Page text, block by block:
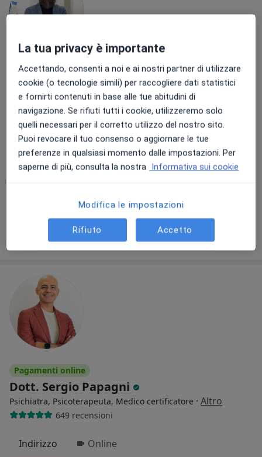
Dott. Michele Cucchi
Psichiatra, Psicoterapeuta·Altro
15 recensioni
Indirizzo Online
Via Alessandro Volta 13, Milano Mappa
Studio privato associato Dott. Cucchi
Chiedi di attivare le prenotazioni online
Pagamenti online
Dott. Sergio Papagni
Psichiatra, Psicoterapeuta, Medico certificatore · Altro
649 recensioni
Indirizzo Online
La tua privacy è importante
Accettando, consenti a noi e ai nostri partner di utilizzare
cookie (o tecnologie simili) per raccogliere dati statistici
e fornirti contenuti in base alle tue abitudini di
navigazione. Se rifiuti tutti i cookie, utilizzeremo solo
quelli necessari per il corretto utilizzo del nostro sito.
Puoi revocare il tuo consenso o aggiornare le tue
preferenze in qualsiasi momento dalle impostazioni. Per
saperne di più, consulta la nostra Informativa sui cookie
Modifica le impostazioni
Rifiuto Accetto